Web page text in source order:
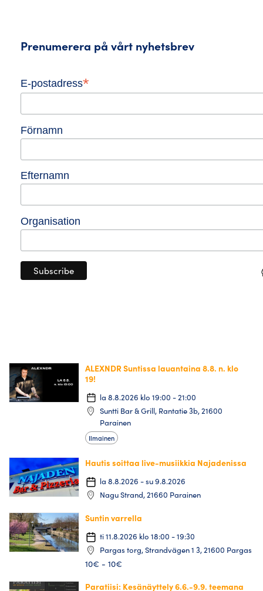
Prenumerera på vårt nyhetsbrev
E-postadress*
Förnamn
Efternamn
Organisation
ALEXNDR Suntissa lauantaina 8.8. n. klo
19!
la 8.8.2026 klo 19:00 - 21:00
Suntti Bar & Grill, Rantatie 3b, 21600
Parainen
Ilmainen
Hautis soittaa live-musiikkia Najadenissa
la 8.8.2026 - su 9.8.2026
Nagu Strand, 21660 Parainen
Suntin varrella
ti 11.8.2026 klo 18:00 - 19:30
Pargas torg, Strandvägen 1 3, 21600 Pargas
10€ - 10€
Paratiisi: Kesänäyttely 6.6.-9.9. teemana